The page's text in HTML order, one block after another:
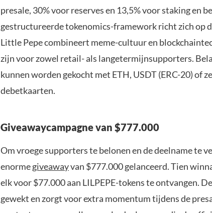
presale, 30% voor reserves en 13,5% voor staking en
gestructureerde tokenomics-framework richt zich op
Little Pepe combineert meme-cultuur en
zijn voor zowel retail- als langetermijnsupporters.
kunnen worden gekocht met ETH, USDT (ERC-20) of
debetkaarten.
Giveawaycampagne van $777.000
Om vroege supporters te belonen en de deelname te
enormegiveawayvan $777.000 gelanceerd. Tien
elk voor $77.000 aan LILPEPE-tokens te ontvangen.
gewekt en zorgt voor extra momentum tijdens de